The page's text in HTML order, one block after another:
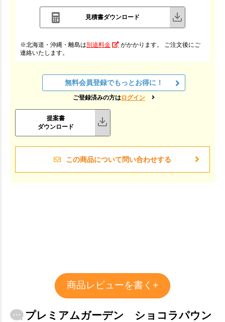
見積書ダウンロード
※北海道・沖縄・離島は別途料金
がかかります。 ご注文後にご
連絡いたします。
無料会員登録でもっとお得に！
ご登録済みの方はログイン
提案書
ダウンロード
この商品について問い合わせする
商品レビューを書く+
プレミアムガーデン ショコラパウン